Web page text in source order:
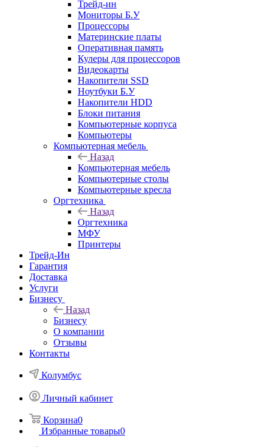
Трейд-ин
Мониторы Б.У
Процессоры
Материнские платы
Оперативная память
Кулеры для процессоров
Видеокарты
Накопители SSD
Ноутбуки Б.У
Накопители HDD
Блоки питания
Компьютерные корпуса
Компьютеры
Компьютерная мебель
Назад
Компьютерная мебель
Компьютерные столы
Компьютерные кресла
Оргтехника
Назад
Оргтехника
МФУ
Принтеры
Трейд-Ин
Гарантия
Доставка
Услуги
Бизнесу
Назад
Бизнесу
О компании
Отзывы
Контакты
Колумбус
Личный кабинет
Корзина0
Избранные товары0